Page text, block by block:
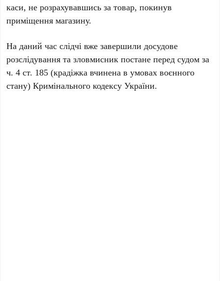
каси, не розрахувавшись за товар, покинув
приміщення магазину.
На даний час слідчі вже завершили досудове
розслідування та зловмисник постане перед судом за
ч. 4 ст. 185 (крадіжка вчинена в умовах воєнного
стану) Кримінального кодексу України.